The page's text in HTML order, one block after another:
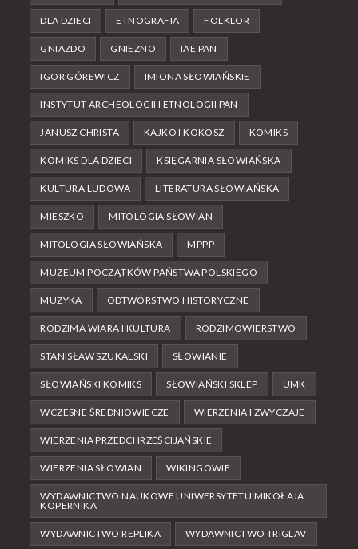
DLA DZIECI ETNOGRAFIA FOLKLOR
GNIAZDO GNIEZNO IAE PAN
IGOR GÓREWICZ IMIONA SŁOWIAŃSKIE
INSTYTUT ARCHEOLOGII I ETNOLOGII PAN
JANUSZ CHRISTA KAJKO I KOKOSZ KOMIKS
KOMIKS DLA DZIECI KSIĘGARNIA SŁOWIAŃSKA
KULTURA LUDOWA LITERATURA SŁOWIAŃSKA
MIESZKO MITOLOGIA SŁOWIAN
MITOLOGIA SŁOWIAŃSKA MPPP
MUZEUM POCZĄTKÓW PAŃSTWA POLSKIEGO
MUZYKA ODTWÓRSTWO HISTORYCZNE
RODZIMA WIARA I KULTURA RODZIMOWIERSTWO
STANISŁAW SZUKALSKI SŁOWIANIE
SŁOWIAŃSKI KOMIKS SŁOWIAŃSKI SKLEP UMK
WCZESNE ŚREDNIOWIECZE WIERZENIA I ZWYCZAJE
WIERZENIA PRZEDCHRZEŚCIJAŃSKIE
WIERZENIA SŁOWIAN WIKINGOWIE
WYDAWNICTWO NAUKOWE UNIWERSYTETU MIKOŁAJA
KOPERNIKA
WYDAWNICTWO REPLIKA WYDAWNICTWO TRIGLAV